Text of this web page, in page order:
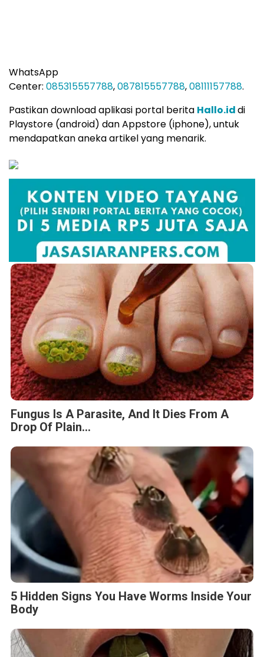
Pastikan download aplikasi portal beritaHallo.iddi
Playstore (android) dan Appstore (iphone), untuk
mendapatkan aneka artikel yang menarik.
Fungus Is A Parasite, And It Dies From A
Drop Of Plain...
5 Hidden Signs You Have Worms Inside Your